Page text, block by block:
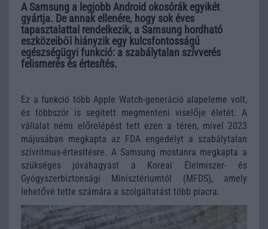
A Samsung a legjobb Android okosórák egyikét
gyártja. De annak ellenére, hogy sok éves
tapasztalattal rendelkezik, a Samsung hordható
eszközeiből hiányzik egy kulcsfontosságú
egészségügyi funkció: a szabálytalan szívverés
felismerés és értesítés.
Ez a funkció több Apple Watch-generáció alapeleme volt,
és többször is segített megmenteni viselője életét. A
vállalat némi előrelépést tett ezen a téren, mivel 2023
májusában megkapta az FDA engedélyt a szabálytalan
szívritmus-értesítésre. A Samsung mostanra megkapta a
szükséges jóváhagyást a Koreai Élelmiszer- és
Gyógyszerbiztonsági Minisztériumtól (MFDS), amely
lehetővé tette számára a szolgáltatást több piacra.